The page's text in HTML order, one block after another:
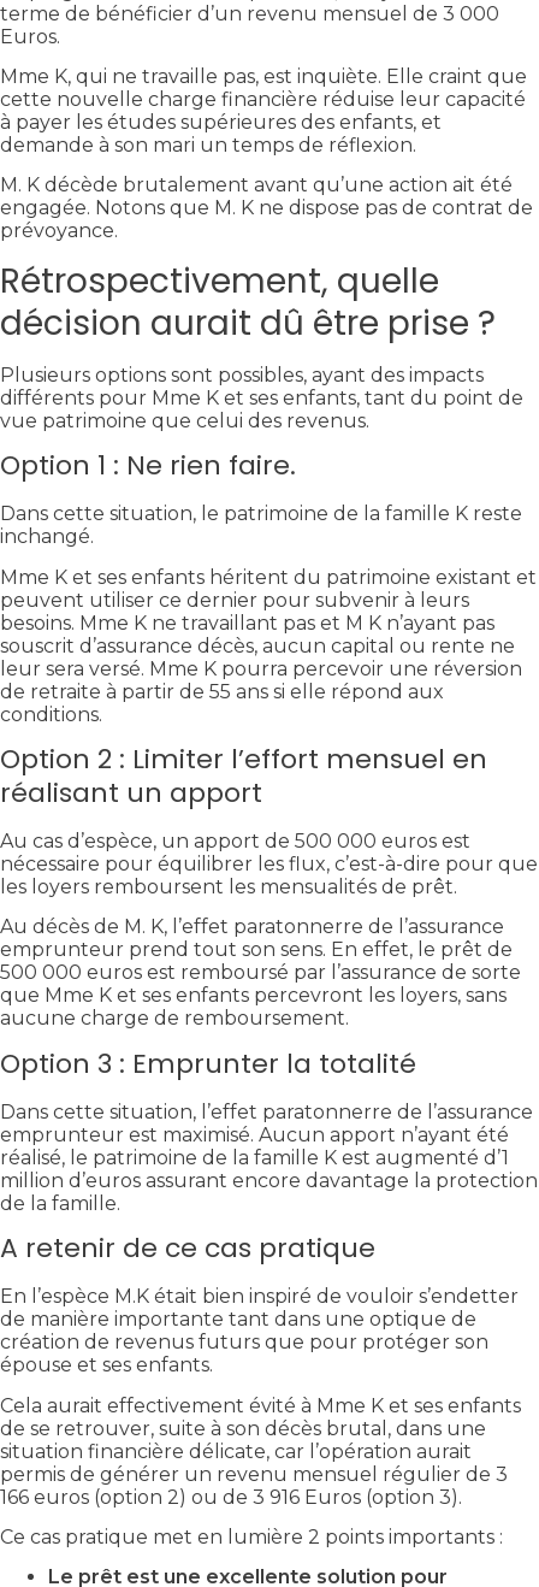
terme de bénéficier d’un revenu mensuel de 3 000
Euros.
Mme K, qui ne travaille pas, est inquiète. Elle craint que
cette nouvelle charge financière réduise leur capacité
à payer les études supérieures des enfants, et
demande à son mari un temps de réflexion.
M. K décède brutalement avant qu’une action ait été
engagée. Notons que M. K ne dispose pas de contrat de
prévoyance.
Rétrospectivement, quelle
décision aurait dû être prise ?
Plusieurs options sont possibles, ayant des impacts
différents pour Mme K et ses enfants, tant du point de
vue patrimoine que celui des revenus.
Option 1 : Ne rien faire.
Dans cette situation, le patrimoine de la famille K reste
inchangé.
Mme K et ses enfants héritent du patrimoine existant et
peuvent utiliser ce dernier pour subvenir à leurs
besoins. Mme K ne travaillant pas et M K n’ayant pas
souscrit d’assurance décès, aucun capital ou rente ne
leur sera versé. Mme K pourra percevoir une réversion
de retraite à partir de 55 ans si elle répond aux
conditions.
Option 2 : Limiter l’effort mensuel en
réalisant un apport
Au cas d’espèce, un apport de 500 000 euros est
nécessaire pour équilibrer les flux, c’est-à-dire pour que
les loyers remboursent les mensualités de prêt.
Au décès de M. K, l’effet paratonnerre de l’assurance
emprunteur prend tout son sens. En effet, le prêt de
500 000 euros est remboursé par l’assurance de sorte
que Mme K et ses enfants percevront les loyers, sans
aucune charge de remboursement.
Option 3 : Emprunter la totalité
Dans cette situation, l’effet paratonnerre de l’assurance
emprunteur est maximisé. Aucun apport n’ayant été
réalisé, le patrimoine de la famille K est augmenté d’1
million d’euros assurant encore davantage la protection
de la famille.
A retenir de ce cas pratique
En l’espèce M.K était bien inspiré de vouloir s’endetter
de manière importante tant dans une optique de
création de revenus futurs que pour protéger son
épouse et ses enfants.
Cela aurait effectivement évité à Mme K et ses enfants
de se retrouver, suite à son décès brutal, dans une
situation financière délicate, car l’opération aurait
permis de générer un revenu mensuel régulier de 3
166 euros (option 2) ou de 3 916 Euros (option 3).
Ce cas pratique met en lumière 2 points importants :
Le prêt est une excellente solution pour